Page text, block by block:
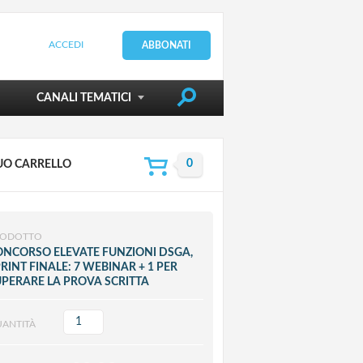
ACCEDI ABBONATI
DIRIGERE LA SCUOLA
CANALI TEMATICI
CARRELLO
ELEVATE FUNZIONI DSGA,
FINALE: 7 WEBINAR + 1 PER
LA PROVA SCRITTA